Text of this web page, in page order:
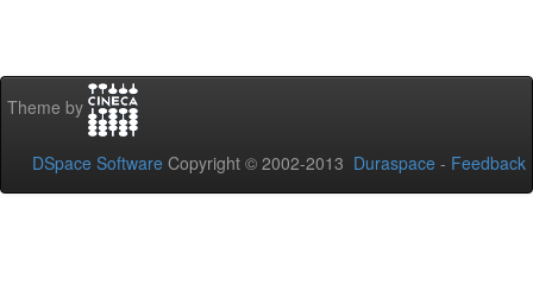
Theme by
DSpace Software Copyright © 2002-2013 Duraspace - Feedback